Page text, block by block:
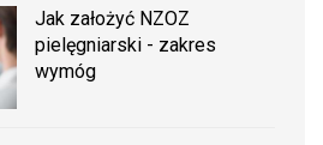
Jak założyć NZOZ
pielęgniarski - zakres
wymóg